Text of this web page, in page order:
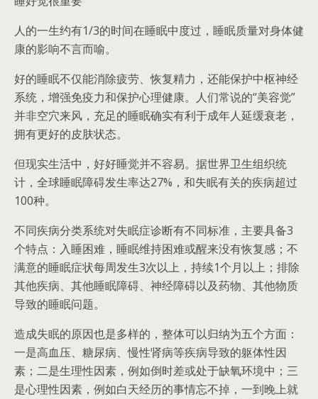
人的一生约有1/3的时间在睡眠中度过，睡眠质量对身体健
康的影响不言而喻。
好的睡眠不仅能消除疲劳、恢复精力，还能保护中枢神经
系统，增强免疫力和保护心理健康。人们常说的“美容觉”
并非空穴来风，充足的睡眠确实有利于成年人延缓衰老，
拥有更好的皮肤状态。
但现实生活中，好好睡觉并不容易。据世界卫生组织统
计，全球睡眠障碍发生率达27%，和失眠有关的疾病超过
100种。
不同疾病分类系统对失眠症诊断有不同标准，主要具备3
个特点：入睡困难，睡眠维持困难或醒来没有恢复感；不
满意的睡眠症状每周发生3次以上，持续1个月以上；排除
其他疾病、其他睡眠障碍、神经障碍以及药物、其他物质
导致的睡眠问题。
造成失眠的原因也是多样的，整体可以归纳为五个方面：
一是高血压、糖尿病、慢性肾病等疾病导致的躯体性因
素；二是生理性因素，例如倒时差或处于缺氧环境中；三
是心理性因素，例如白天经历的事情忘不掉，一到晚上就